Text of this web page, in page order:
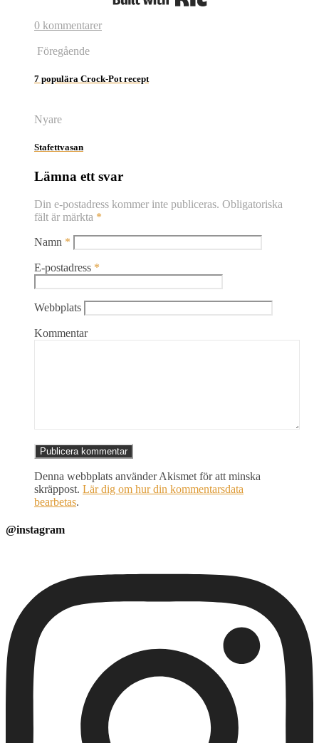
0 kommentarer
Föregående
7 populära Crock-Pot recept
Nyare
Stafettvasan
Lämna ett svar
Din e-postadress kommer inte publiceras. Obligatoriska
fält är märkta *
Namn *
E-postadress *
Webbplats
Kommentar
Denna webbplats använder Akismet för att minska
skräppost. Lär dig om hur din kommentarsdata
bearbetas.
@instagram